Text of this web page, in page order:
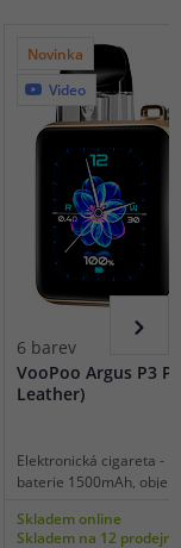
Novinka
Video
6 barev
VooPoo Argus P3
Leather)
Elektronická cigareta -
baterie 1500mAh,
regulace air-flow,
Skladem online
Skladem na 12